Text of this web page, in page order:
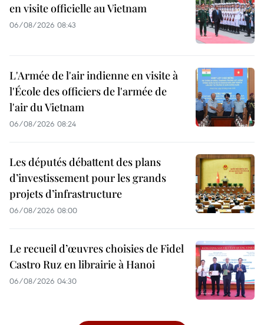
en visite officielle au Vietnam
06/08/2026 08:43
L'Armée de l'air indienne en visite à
l'École des officiers de l'armée de
l'air du Vietnam
06/08/2026 08:24
Les députés débattent des plans
d’investissement pour les grands
projets d’infrastructure
06/08/2026 08:00
Le recueil d’œuvres choisies de Fidel
Castro Ruz en librairie à Hanoi
06/08/2026 04:30